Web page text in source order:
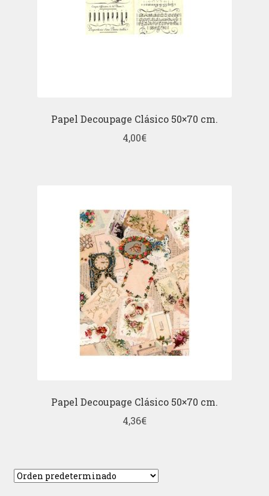
Papel Decoupage Clásico 50×70 cm.
4,00€
Papel Decoupage Clásico 50×70 cm.
4,36€